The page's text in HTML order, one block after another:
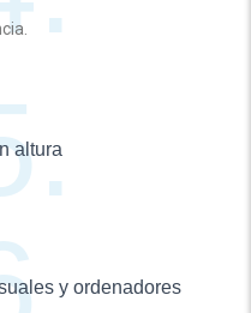
altura
y ordenadores